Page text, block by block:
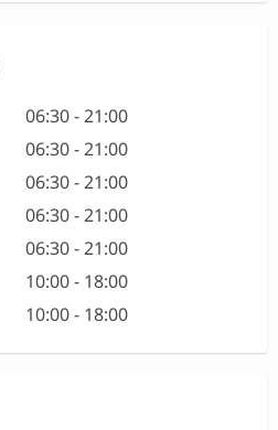
06:30 - 21:00
06:30 - 21:00
06:30 - 21:00
06:30 - 21:00
06:30 - 21:00
10:00 - 18:00
10:00 - 18:00